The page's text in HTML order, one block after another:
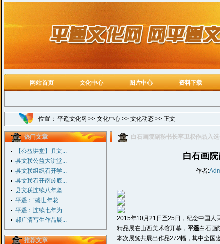
网站首页 文化中心 图片中心 资料下载
位置： 平遥文化网 >> 文化中心 >> 文化动态 >> 正文
热门文章
【公益讲堂】县文...
县文联公益大讲堂...
县文联组织召开学...
县文联召开南岭底...
县文联连续八年坚...
平遥：“盛世年花...
平遥：连续七年为...
郝广清写生作品展...
推荐文章
白石画院副秘书长李卫权作品入
白石画
作者:
2015年10月21日至25日，纪念中国人
精品展在山西美术馆开幕， 平遥白石画
本次展览共展出作品272幅，其中全国